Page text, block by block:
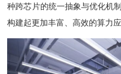
种跨芯片的统一抽象与优化机
构建起更加丰富、高效的算力应